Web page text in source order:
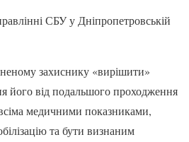
СБУ у Дніпропетровській
захиснику «вирішити»
його від подальшого проходження
медичними показниками,
та бути визнаним